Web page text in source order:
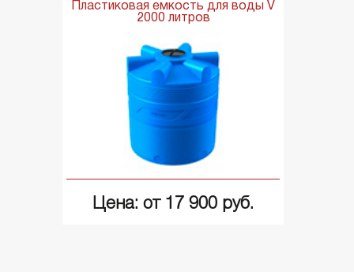
Пластиковая емкость для воды V
2000 литров
Цена: от 17 900 руб.